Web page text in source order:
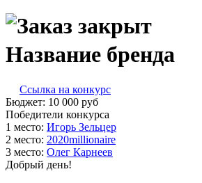
Название бренда
Ссылка на конкурс
Бюджет: 10 000 руб
Победители конкурса
1 место: Игорь Зель­цер
2 место: 202­0mil­li­ona­ire
3 место: Олег Кар­не­ев
Добрый день!